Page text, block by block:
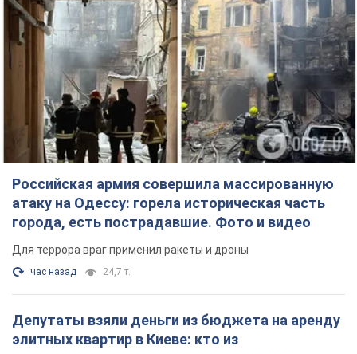
Российская армия совершила массированную
атаку на Одессу: горела историческая часть
города, есть пострадавшие. Фото и видео
Для террора враг применил ракеты и дроны
час назад 24,7 т.
Депутаты взяли деньги из бюджета на аренду
элитных квартир в Киеве: кто из